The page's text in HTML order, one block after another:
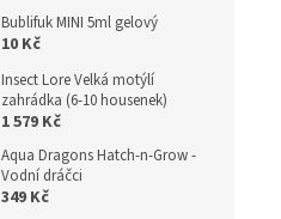
Bublifuk MINI 5ml gelový
10 Kč
Insect Lore Velká motýlí
zahrádka (6-10 housenek)
1 579 Kč
Aqua Dragons Hatch-n-Grow -
Vodní dráčci
349 Kč